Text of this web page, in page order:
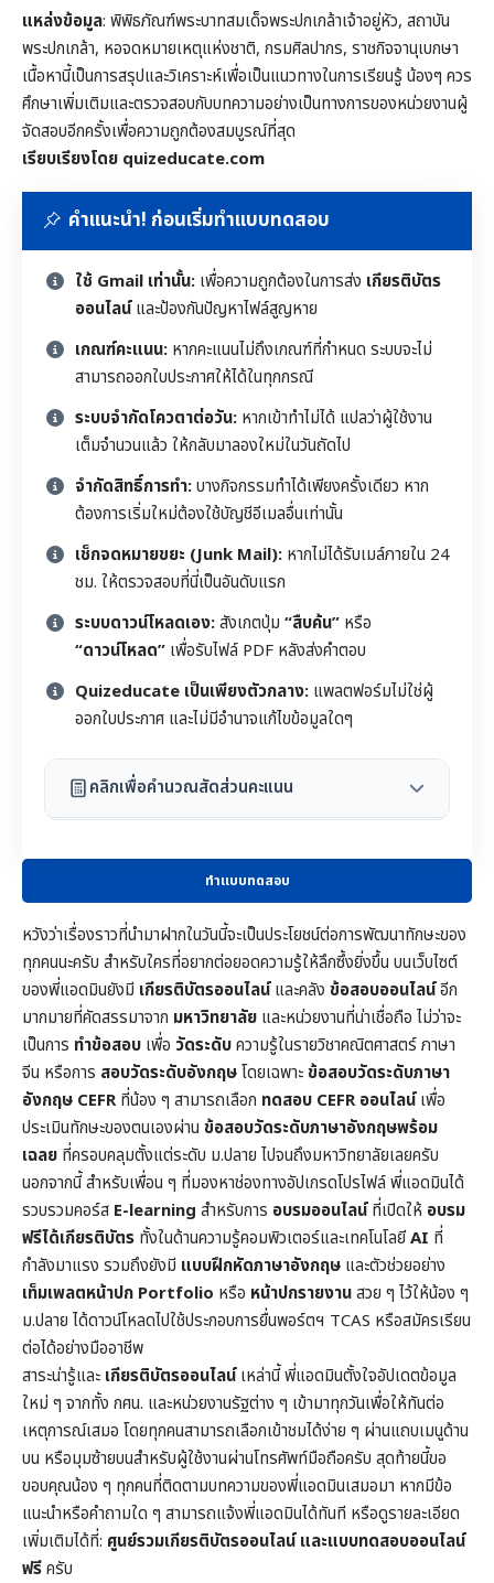
แหล่งข้อมูล: พิพิธภัณฑ์พระบาทสมเด็จพระปกเกล้าเจ้าอยู่หัว, สถาบัน
พระปกเกล้า, หอจดหมายเหตุแห่งชาติ, กรมศิลปากร, ราชกิจจานุเบกษา
เนื้อหานี้เป็นการสรุปและวิเคราะห์เพื่อเป็นแนวทางในการเรียนรู้ น้องๆ ควร
ศึกษาเพิ่มเติมและตรวจสอบกับบทความอย่างเป็นทางการของหน่วยงานผู้
จัดสอบอีกครั้งเพื่อความถูกต้องสมบูรณ์ที่สุด
เรียบเรียงโดย quizeducate.com
คำแนะนำ! ก่อนเริ่มทำแบบทดสอบ
ใช้ Gmail เท่านั้น: เพื่อความถูกต้องในการส่ง เกียรติบัตร
ออนไลน์และป้องกันปัญหาไฟล์สูญหาย
เกณฑ์คะแนน: หากคะแนนไม่ถึงเกณฑ์ที่กำหนด ระบบจะไม่
สามารถออกใบประกาศให้ได้ในทุกกรณี
ระบบจำกัดโควตาต่อวัน: หากเข้าทำไม่ได้ แปลว่าผู้ใช้งาน
เต็มจำนวนแล้ว ให้กลับมาลองใหม่ในวันถัดไป
จำกัดสิทธิ์การทำ:บางกิจกรรมทำได้เพียงครั้งเดียว หาก
ต้องการเริ่มใหม่ต้องใช้บัญชีอีเมลอื่นเท่านั้น
เช็กจดหมายขยะ (Junk Mail): หากไม่ได้รับเมล์ภายใน 24
ชม. ให้ตรวจสอบที่นี่เป็นอันดับแรก
ระบบดาวน์โหลดเอง:สังเกตปุ่ม “สืบค้น” หรือ
“ดาวน์โหลด” เพื่อรับไฟล์ PDF หลังส่งคำตอบ
Quizeducate เป็นเพียงตัวกลาง: แพลตฟอร์มไม่ใช่ผู้
ออกใบประกาศ และไม่มีอำนาจแก้ไขข้อมูลใดๆ
คลิกเพื่อคำนวณสัดส่วนคะแนน
ทำแบบทดสอบ
หวังว่าเรื่องราวที่นำมาฝากในวันนี้จะเป็นประโยชน์ต่อการพัฒนาทักษะของ
ทุกคนนะครับ สำหรับใครที่อยากต่อยอดความรู้ให้ลึกซึ้งยิ่งขึ้น บนเว็บไซต์
ของพี่แอดมินยังมี เกียรติบัตรออนไลน์และคลัง ข้อสอบออนไลน์อีก
มากมายที่คัดสรรมาจาก มหาวิทยาลัย และหน่วยงานที่น่าเชื่อถือ ไม่ว่าจะ
เป็นการ ทำข้อสอบ เพื่อ วัดระดับความรู้ในรายวิชาคณิตศาสตร์ภาษา
จีน หรือการ สอบวัดระดับอังกฤษโดยเฉพาะข้อสอบวัดระดับภาษา
อังกฤษ CEFRที่น้อง ๆ สามารถเลือก ทดสอบ CEFR ออนไลน์เพื่อ
ประเมินทักษะของตนเองผ่าน ข้อสอบวัดระดับภาษาอังกฤษพร้อม
เฉลย ที่ครอบคลุมตั้งแต่ระดับ ม.ปลาย ไปจนถึงมหาวิทยาลัยเลยครับ
นอกจากนี้ สำหรับเพื่อน ๆ ที่มองหาช่องทางอัปเกรดโปรไฟล์ พี่แอดมินได้
รวบรวมคอร์ส E-learning สำหรับการ อบรมออนไลน์ที่เปิดให้ อบรม
ฟรีได้เกียรติบัตร ทั้งในด้านความรู้คอมพิวเตอร์และเทคโนโลยีAI ที่
กำลังมาแรง รวมถึงยังมี แบบฝึกหัดภาษาอังกฤษ และตัวช่วยอย่าง
เท็มเพลตหน้าปก Portfolio หรือ หน้าปกรายงานสวย ๆ ไว้ให้น้อง ๆ
ม.ปลาย ได้ดาวน์โหลดไปใช้ประกอบการยื่นพอร์ตฯ TCAS หรือสมัครเรียน
ต่อได้อย่างมืออาชีพ
สาระน่ารู้และ เกียรติบัตรออนไลน์เหล่านี้ พี่แอดมินตั้งใจอัปเดตข้อมูล
ใหม่ ๆ จากทั้ง กศน. และหน่วยงานรัฐต่าง ๆ เข้ามาทุกวันเพื่อให้ทันต่อ
เหตุการณ์เสมอ โดยทุกคนสามารถเลือกเข้าชมได้ง่าย ๆ ผ่านแถบเมนูด้าน
บน หรือมุมซ้ายบนสำหรับผู้ใช้งานผ่านโทรศัพท์มือถือครับ สุดท้ายนี้ขอ
ขอบคุณน้อง ๆ ทุกคนที่ติดตามบทความของพี่แอดมินเสมอมา หากมีข้อ
แนะนำหรือคำถามใด ๆ สามารถแจ้งพี่แอดมินได้ทันที หรือดูรายละเอียด
เพิ่มเติมได้ที่: ศูนย์รวมเกียรติบัตรออนไลน์ และแบบทดสอบออนไลน์
ฟรีครับ